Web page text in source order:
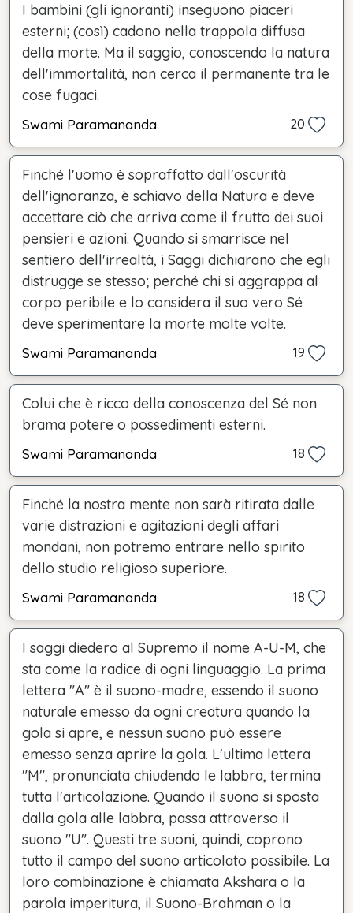
I bambini (gli ignoranti) inseguono piaceri
esterni; (così) cadono nella trappola diffusa
della morte. Ma il saggio, conoscendo la natura
dell'immortalità, non cerca il permanente tra le
cose fugaci.
Swami Paramananda 20
Finché l'uomo è sopraffatto dall'oscurità
dell'ignoranza, è schiavo della Natura e deve
accettare ciò che arriva come il frutto dei suoi
pensieri e azioni. Quando si smarrisce nel
sentiero dell'irrealtà, i Saggi dichiarano che egli
distrugge se stesso; perché chi si aggrappa al
corpo peribile e lo considera il suo vero Sé
deve sperimentare la morte molte volte.
Swami Paramananda 19
Colui che è ricco della conoscenza del Sé non
brama potere o possedimenti esterni.
Swami Paramananda 18
Finché la nostra mente non sarà ritirata dalle
varie distrazioni e agitazioni degli affari
mondani, non potremo entrare nello spirito
dello studio religioso superiore.
Swami Paramananda 18
I saggi diedero al Supremo il nome A-U-M, che
sta come la radice di ogni linguaggio. La prima
lettera "A" è il suono-madre, essendo il suono
naturale emesso da ogni creatura quando la
gola si apre, e nessun suono può essere
emesso senza aprire la gola. L'ultima lettera
"M", pronunciata chiudendo le labbra, termina
tutta l'articolazione. Quando il suono si sposta
dalla gola alle labbra, passa attraverso il
suono "U". Questi tre suoni, quindi, coprono
tutto il campo del suono articolato possibile. La
loro combinazione è chiamata Akshara o la
parola imperitura, il Suono-Brahman o la